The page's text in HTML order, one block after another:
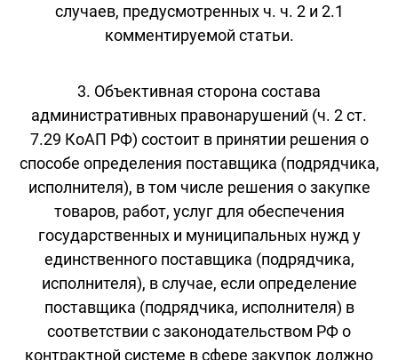
случаев, предусмотренных ч. ч. 2 и 2.1
комментируемой статьи.
3. Объективная сторона состава
административных правонарушений (ч. 2 ст.
7.29 КоАП РФ) состоит в принятии решения о
способе определения поставщика (подрядчика,
исполнителя), в том числе решения о закупке
товаров, работ, услуг для обеспечения
государственных и муниципальных нужд у
единственного поставщика (подрядчика,
исполнителя), в случае, если определение
поставщика (подрядчика, исполнителя) в
соответствии с законодательством РФ о
контрактной системе в сфере закупок должно